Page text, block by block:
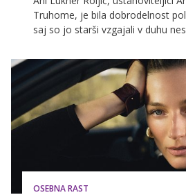
Truhome, je bila dobrodelnost
saj so jo starši vzgajali v duhu
popolnoma transparentno
pomoč vedno pride v prave roke.
odraža v Anini zvezdici, ki že
pomoč, upanje in dostojanstvo
inovativno platformo Truhoma in
postavlja nove standarde
učinkovitosti v dobrodelnosti,
drugačne, boljše prihodnosti, kjer
prave vrednote – integriteta,
OSEBNA RAST